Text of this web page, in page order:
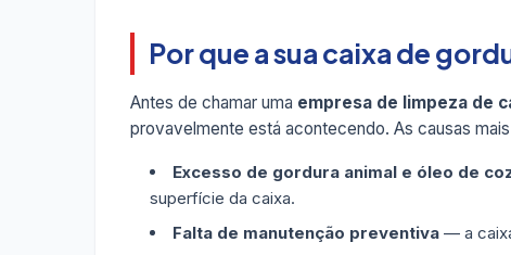
Por que a sua caixa de
Antes de chamar uma empresa de limpeza de
provavelmente está acontecendo. As causas
Excesso de gordura animal e óleo de
superfície da caixa.
Falta de manutenção preventiva— a caixa